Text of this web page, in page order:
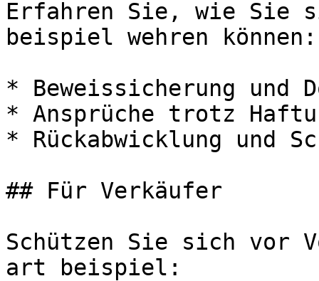
Erfahren Sie, wie Sie
beispiel wehren können:
* Beweissicherung und
* Ansprüche trotz
* Rückabwicklung und
## Für Verkäufer
Schützen Sie sich vor
art beispiel: